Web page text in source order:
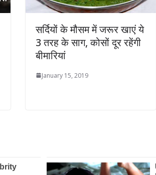
सर्दियों के मौसम में जरूर खाएं ये
3 तरह के साग, कोसों दूर रहेंगी
बीमारियां
January 15, 2019